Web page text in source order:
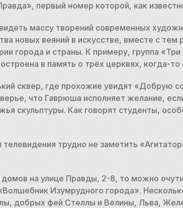
первый номер которой, как
массу творений современных
новых веяний в искусстве, вместе с
города и страны. К примеру, группа
в память о трёх церквях, когда-то
сквер, где прохожие увидят «Добрую
что Гаврюша исполняет желание,
скульптуры. Как говорят студенты,
телевидения трудно не заметить
домов на улице Правды, 2-8, то можно
Изумрудного города».
добрых фей Стеллы и Велины, Льва,